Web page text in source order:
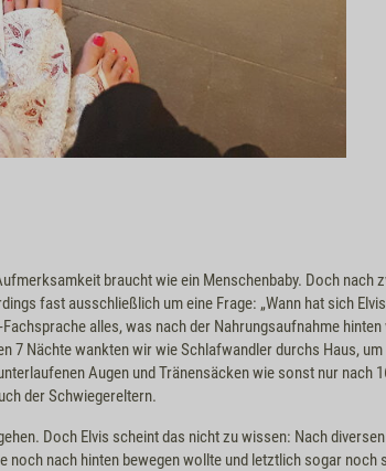
braucht wie ein Menschenbaby. Doch nach
fast ausschließlich um eine Frage: „Wann hat sich
alles, was nach der Nahrungsaufnahme
7 Nächte wankten wir wie Schlafwandler durchs Haus,
Augen und Tränensäcken wie sonst nur nach
der Schwiegereltern.
Doch Elvis scheint das nicht zu wissen: Nach
noch nach hinten bewegen wollte und letztlich sogar